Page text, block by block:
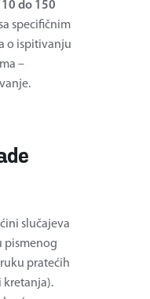
do 150
specifičnim
o ispitivanju
–
slučajeva
pismenog
pratećih
kretanja).